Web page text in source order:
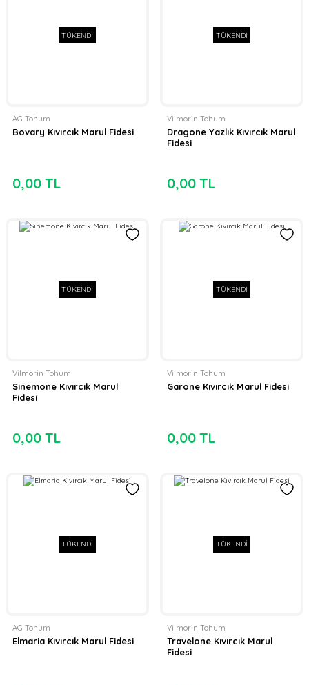
TÜKENDİ
AG Tohum
Bovary Kıvırcık Marul Fidesi
0,00 TL
TÜKENDİ
Vilmorin Tohum
Dragone Yazlık Kıvırcık Marul
Fidesi
0,00 TL
TÜKENDİ
Vilmorin Tohum
Sinemone Kıvırcık Marul
Fidesi
0,00 TL
TÜKENDİ
Vilmorin Tohum
Garone Kıvırcık Marul Fidesi
0,00 TL
TÜKENDİ
AG Tohum
Elmaria Kıvırcık Marul Fidesi
TÜKENDİ
Vilmorin Tohum
Travelone Kıvırcık Marul
Fidesi